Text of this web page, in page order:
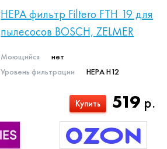
HEPA фильтр Filtero FTH 19 для
пылесосов BOSCH, ZELMER
Моющийся
нет
Уровень фильтрации
HEPA H12
519 р.
Купить